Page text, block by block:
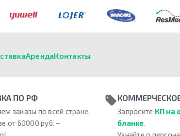
АрендаКонтакты
ПО РФ
заказы по всей стране.
от 60000 руб. –
Запросите КП на
бланке.